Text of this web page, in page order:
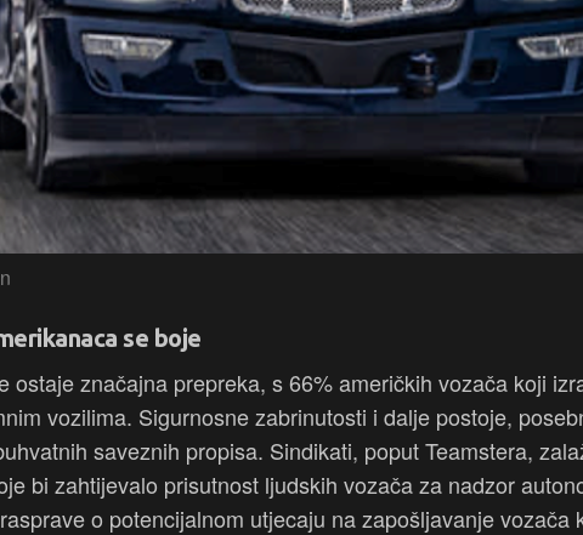
se boje
ostaje značajna prepreka, s 66% američkih vozača koji
vozilima. Sigurnosne zabrinutosti i dalje postoje,
saveznih propisa. Sindikati, poput Teamstera,
bi zahtijevalo prisutnost ljudskih vozača za nadzor
o potencijalnom utjecaju na zapošljavanje vozača